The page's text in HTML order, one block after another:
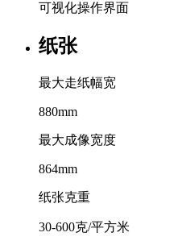
可视化操作界面
纸张
最大走纸幅宽
880mm
最大成像宽度
864mm
纸张克重
30-600克/平方米